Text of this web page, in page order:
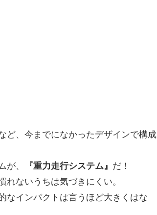
ど、今までになかったデザインで構成
が、
『重力走行システム』 だ！
ないうちは気づきにくい。
なインパクトは言うほど大きくはな